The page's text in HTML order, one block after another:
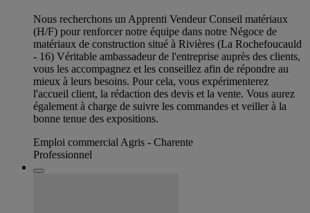
Nous recherchons un Apprenti Vendeur Conseil matériaux
(H/F) pour renforcer notre équipe dans notre Négoce de
matériaux de construction situé à Rivières (La Rochefoucauld
- 16) Véritable ambassadeur de l'entreprise auprès des clients,
vous les accompagnez et les conseillez afin de répondre au
mieux à leurs besoins. Pour cela, vous expérimenterez
l'accueil client, la rédaction des devis et la vente. Vous aurez
également à charge de suivre les commandes et veiller à la
bonne tenue des expositions.
Emploi commercial Agris - Charente
Professionnel